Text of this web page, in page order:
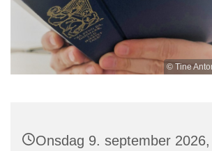
© Tine
Onsdag 9. september 2026,